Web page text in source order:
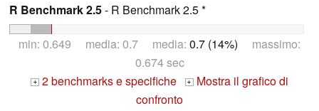
R Benchmark 2.5- R Benchmark 2.5 *
min: 0.649 media: 0.7 media: 0.7 (14%) massimo:
0.674 sec
+ 2 benchmarks e specifiche + Mostra il grafico di
confronto